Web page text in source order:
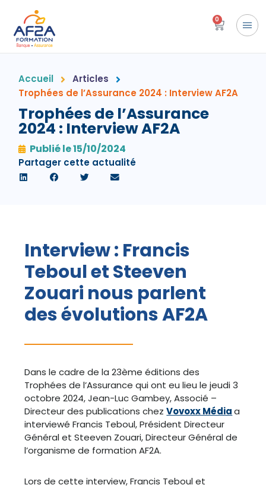
0
Accueil
Articles
Trophées de l’Assurance 2024 : Interview AF2A
Trophées de l’Assurance
2024 : Interview AF2A
Publié le15/10/2024
Partager cette actualité
Interview : Francis
Teboul et Steeven
Zouari nous parlent
des évolutions AF2A
Dans le cadre de la 23ème éditions des
Trophées de l’Assurance qui ont eu lieu le jeudi 3
octobre 2024, Jean-Luc Gambey, Associé –
Directeur des publications chezVovoxx Média a
interviewé Francis Teboul, Président Directeur
Général et Steeven Zouari, Directeur Général de
l’organisme de formation AF2A.
Lors de cette interview, Francis Teboul et